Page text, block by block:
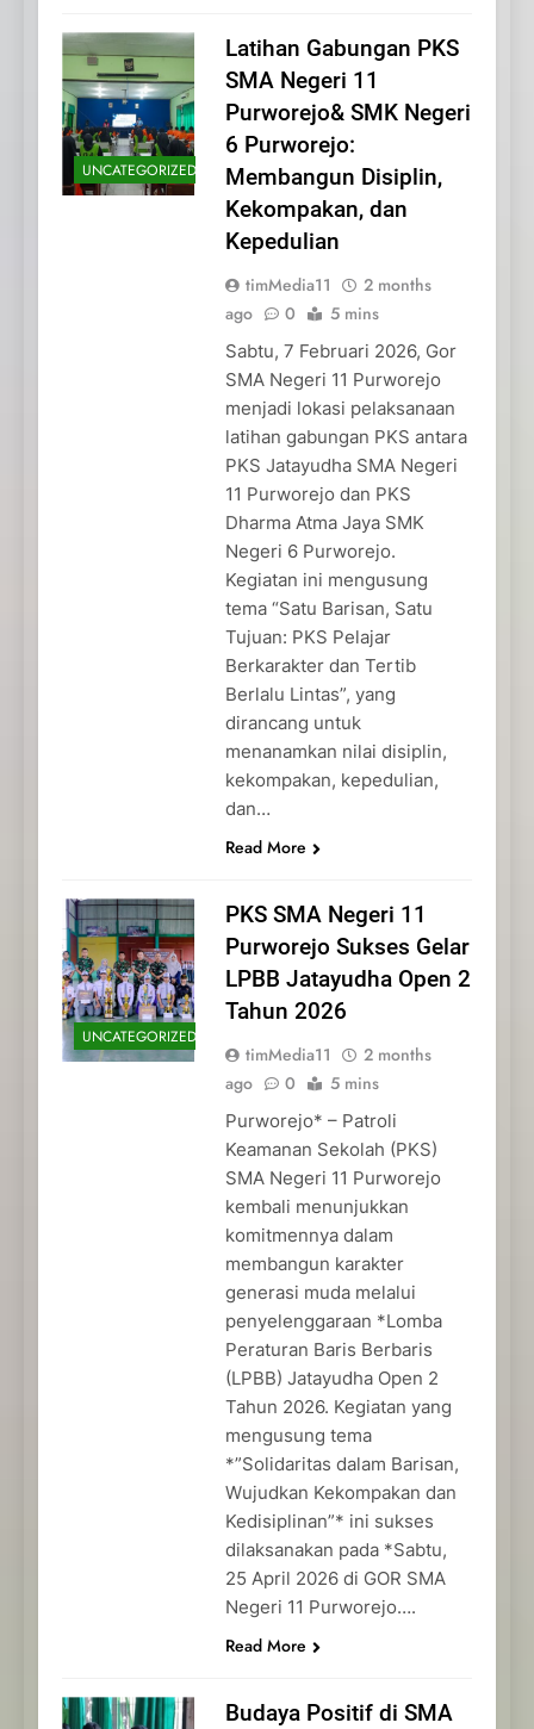
UNCATEGORIZED
Latihan Gabungan PKS
SMA Negeri 11
Purworejo& SMK Negeri
6 Purworejo:
Membangun Disiplin,
Kekompakan, dan
Kepedulian
timMedia11
2 months
ago
0 5 mins
Sabtu, 7 Februari 2026, Gor
SMA Negeri 11 Purworejo
menjadi lokasi pelaksanaan
latihan gabungan PKS antara
PKS Jatayudha SMA Negeri
11 Purworejo dan PKS
Dharma Atma Jaya SMK
Negeri 6 Purworejo.
Kegiatan ini mengusung
tema “Satu Barisan, Satu
Tujuan: PKS Pelajar
Berkarakter dan Tertib
Berlalu Lintas”, yang
dirancang untuk
menanamkan nilai disiplin,
kekompakan, kepedulian,
dan…
Read More
UNCATEGORIZED
PKS SMA Negeri 11
Purworejo Sukses Gelar
LPBB Jatayudha Open 2
Tahun 2026
timMedia11
2 months
ago
0 5 mins
Purworejo* – Patroli
Keamanan Sekolah (PKS)
SMA Negeri 11 Purworejo
kembali menunjukkan
komitmennya dalam
membangun karakter
generasi muda melalui
penyelenggaraan *Lomba
Peraturan Baris Berbaris
(LPBB) Jatayudha Open 2
Tahun 2026. Kegiatan yang
mengusung tema
*”Solidaritas dalam Barisan,
Wujudkan Kekompakan dan
Kedisiplinan”* ini sukses
dilaksanakan pada *Sabtu,
25 April 2026 di GOR SMA
Negeri 11 Purworejo….
Read More
Budaya Positif di SMA